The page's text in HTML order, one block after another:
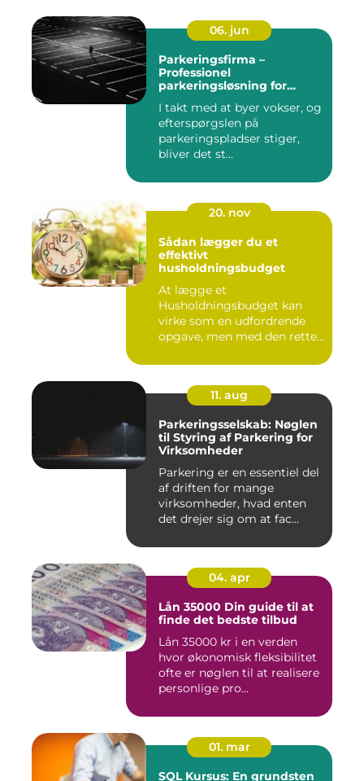
06. jun
Parkeringsfirma –
Professionel
parkeringsløsning for
I takt med at byer vokser, og
efterspørgslen på
parkeringspladser stiger,
bliver det st...
20. nov
Sådan lægger du et
effektivt
husholdningsbudget
At lægge et
Husholdningsbudget kan
virke som en udfordrende
opgave, men med den rette
11. aug
Parkeringsselskab: Nøglen
til Styring af Parkering for
Virksomheder
Parkering er en essentiel del
af driften for mange
virksomheder, hvad enten
det drejer sig om at fac...
04. apr
Lån 35000 Din guide til at
finde det bedste tilbud
Lån 35000 kr i en verden
hvor økonomisk fleksibilitet
ofte er nøglen til at realisere
personlige pro...
01. mar
SQL Kursus: En grundsten